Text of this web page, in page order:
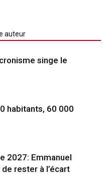
auteur
singe le
habitants, 60 000
2027: Emmanuel
rester à l’écart